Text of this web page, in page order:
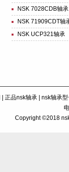
NSK 7028CDB轴承
NSK 71909CDT轴
NSK UCP321轴承
|正品nsk轴承 |nsk轴承
Copyright ©2018